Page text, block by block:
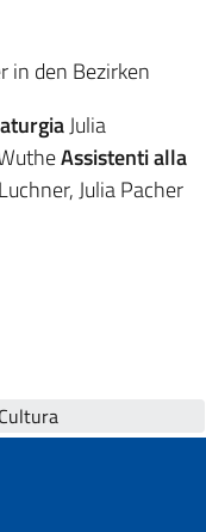
in den Bezirken
Julia
Assistenti alla
Julia Pacher